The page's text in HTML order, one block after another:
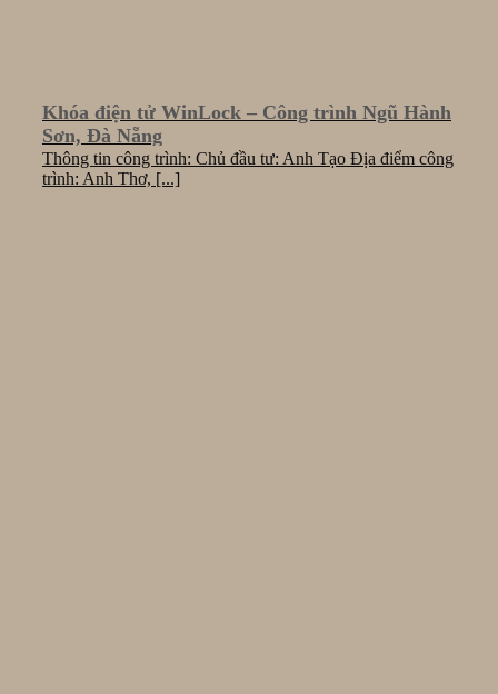
Khóa điện tử WinLock – Công trình Ngũ Hành
Sơn, Đà Nẵng
Thông tin công trình: Chủ đầu tư: Anh Tạo Địa điểm công
trình: Anh Thơ, [...]